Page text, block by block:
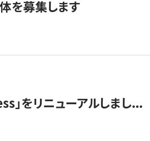
を募集します
」をリニューアルしまし...